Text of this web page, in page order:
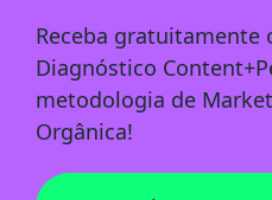
Receba gratuitamente
Diagnóstico
metodologia de
Orgânica!